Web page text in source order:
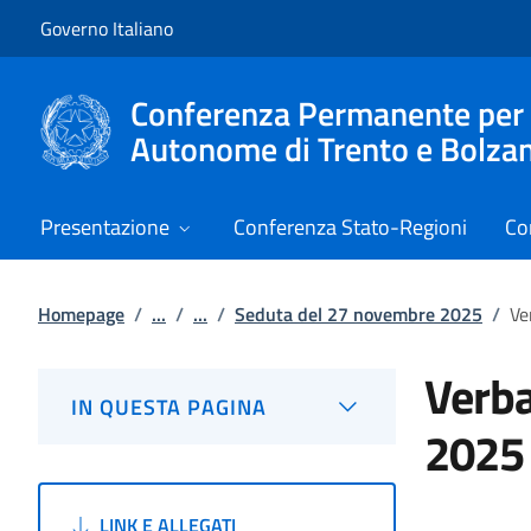
Governo Italiano
Conferenza Permanente
Autonome di Trento e
Presentazione Conferenza Stato-Regioni
Homepage / ... / ... / Seduta del 27 novembre 2025 /
IN QUESTA PAGINA
LINK E ALLEGATI
2025